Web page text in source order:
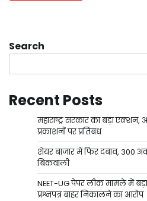
Search
Recent Posts
महाराष्ट्र सरकार का बड़ा
प्रकाशनों पर प्रतिबंध
शेयर बाजार में फिर दबाव, 300
बिकवाली
NEET-UG पेपर लीक मामले में
प्रश्नपत्र बाहर निकालने का आरोप